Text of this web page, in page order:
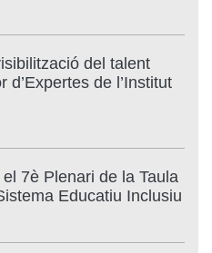
del talent
de l’Institut
7è Plenari de la Taula
Educatiu Inclusiu